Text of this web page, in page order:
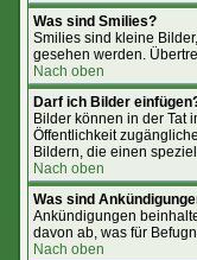
Was sind Smilies?
Smilies sind kleine
gesehen werden.
Nach oben
Darf ich Bilder
Bilder können in der Tat
Öffentlichkeit
Bildern, die einen
Nach oben
Was sind
Ankündigungen
davon ab, was für
Nach oben